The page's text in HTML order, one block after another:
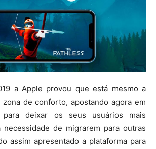
a Apple provou que está mesmo a
zona de conforto, apostando agora em
para deixar os seus usuários mais
necessidade de migrarem para outras
assim apresentado a plataforma para